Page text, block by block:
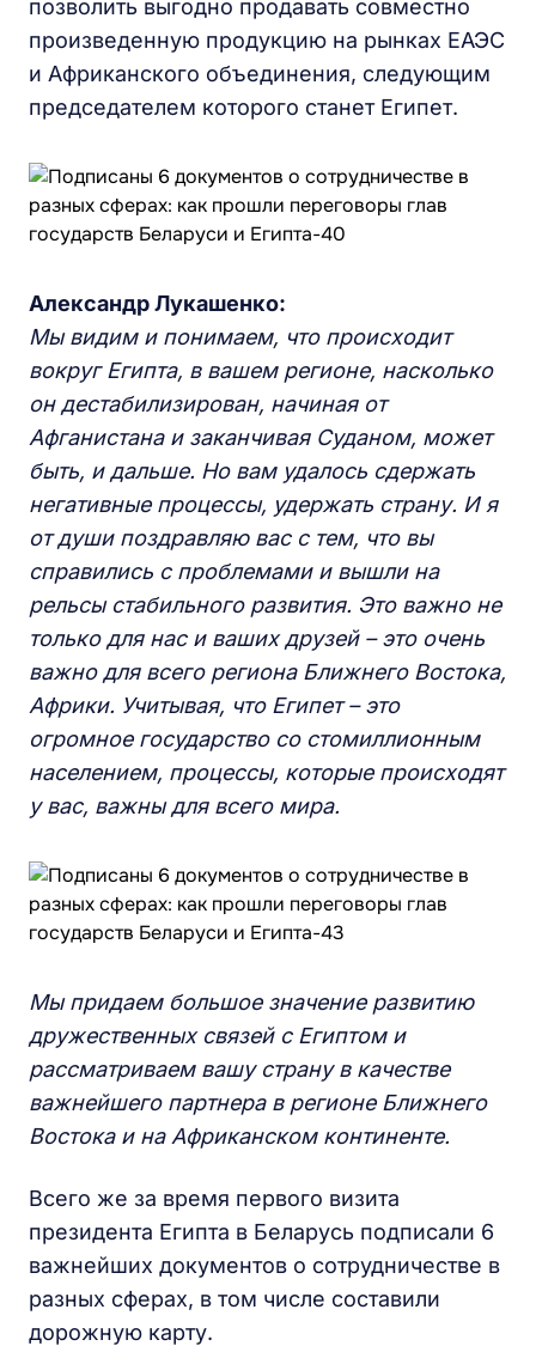
позволить выгодно продавать совместно
произведенную продукцию на рынках ЕАЭС
и Африканского объединения, следующим
председателем которого станет Египет.
Александр Лукашенко:
Мы видим и понимаем, что происходит
вокруг Египта, в вашем регионе, насколько
он дестабилизирован, начиная от
Афганистана и заканчивая Суданом, может
быть, и дальше. Но вам удалось сдержать
негативные процессы, удержать страну. И я
от души поздравляю вас с тем, что вы
справились с проблемами и вышли на
рельсы стабильного развития. Это важно не
только для нас и ваших друзей – это очень
важно для всего региона Ближнего Востока,
Африки. Учитывая, что Египет – это
огромное государство со стомиллионным
населением, процессы, которые происходят
у вас, важны для всего мира.
Мы придаем большое значение развитию
дружественных связей с Египтом и
рассматриваем вашу страну в качестве
важнейшего партнера в регионе Ближнего
Востока и на Африканском континенте.
Всего же за время первого визита
президента Египта в Беларусь подписали 6
важнейших документов о сотрудничестве в
разных сферах, в том числе составили
дорожную карту.